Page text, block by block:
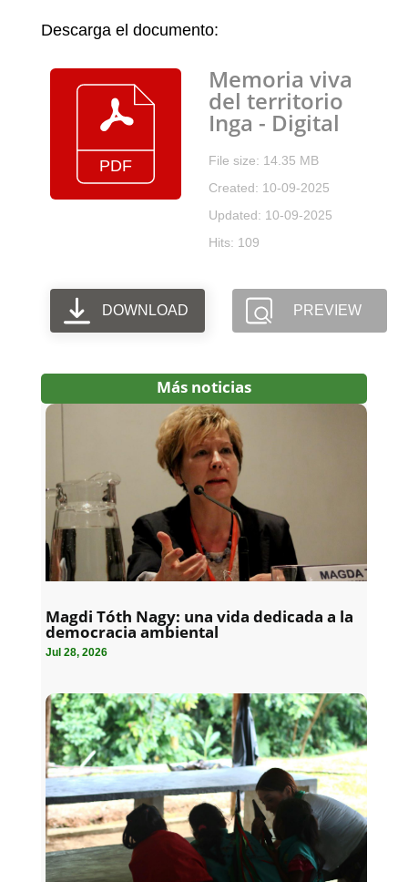
Descarga el documento:
Memoria viva
del territorio
Inga - Digital
File size: 14.35 MB
Created: 10-09-2025
Updated: 10-09-2025
Hits: 109
DOWNLOAD PREVIEW
Más noticias
Magdi Tóth Nagy: una vida dedicada a la
democracia ambiental
Jul 28, 2026